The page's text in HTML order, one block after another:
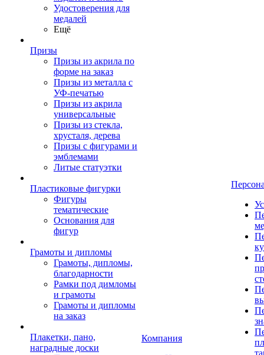
Удостоверения для
медалей
Ещё
Призы
Призы из акрила по
форме на заказ
Призы из металла с
УФ-печатью
Призы из акрила
универсальные
Призы из стекла,
хрусталя, дерева
Призы с фигурами и
эмблемами
Литые статуэтки
Пластиковые фигурки
Фигуры
тематические
Основания для
фигур
Грамоты и дипломы
Грамоты, дипломы,
благодарности
Рамки под димломы
и грамоты
Грамоты и дипломы
на заказ
Плакетки, пано,
наградные доски
Компания